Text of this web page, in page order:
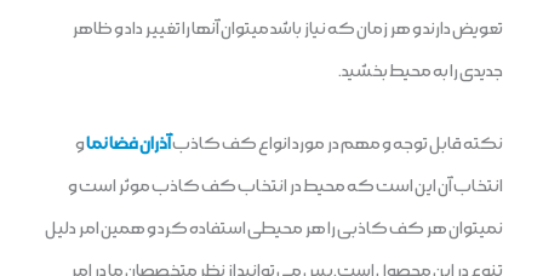
تعویض دارند و هر زمان که نیاز باشد میتوان آنها را تغییر داد و ظاهر
جدیدی را به محیط بخشید.
نکته قابل توجه و مهم در مورد انواع کف کاذبآذران فضا نماو
انتخاب آن این است که محیط در انتخاب کف کاذب موثر است و
نمیتوان هر کف کاذبی را هر محیطی استفاده کرد و همین امر دلیل